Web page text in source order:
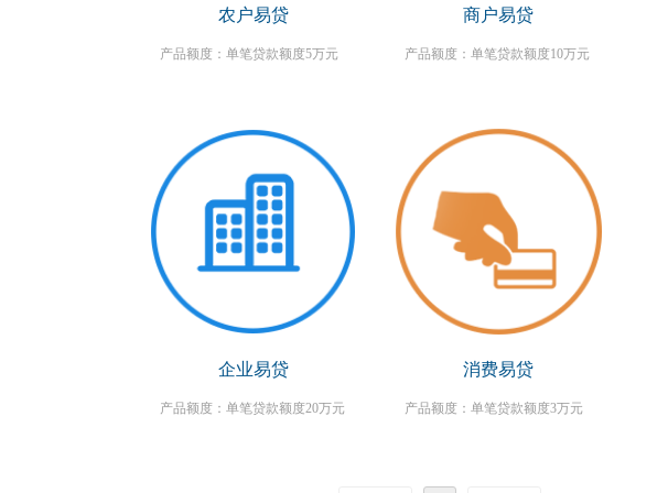
农户易贷
产品额度：单笔贷款额度5万元
商户易贷
产品额度：单笔贷款额度10万元
企业易贷
产品额度：单笔贷款额度20万元
消费易贷
产品额度：单笔贷款额度3万元